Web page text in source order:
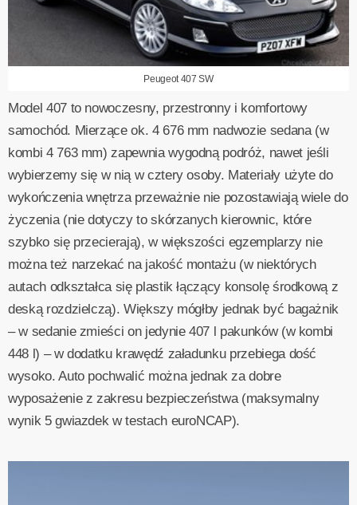
Peugeot 407 SW
Model 407 to nowoczesny, przestronny i komfortowy
samochód. Mierzące ok. 4 676 mm nadwozie sedana (w
kombi 4 763 mm) zapewnia wygodną podróż, nawet jeśli
wybierzemy się w nią w cztery osoby. Materiały użyte do
wykończenia wnętrza przeważnie nie pozostawiają wiele do
życzenia (nie dotyczy to skórzanych kierownic, które
szybko się przecierają), w większości egzemplarzy nie
można też narzekać na jakość montażu (w niektórych
autach odkształca się plastik łączący konsolę środkową z
deską rozdzielczą). Większy mógłby jednak być bagażnik
– w sedanie zmieści on jedynie 407 l pakunków (w kombi
448 l) – w dodatku krawędź załadunku przebiega dość
wysoko. Auto pochwalić można jednak za dobre
wyposażenie z zakresu bezpieczeństwa (maksymalny
wynik 5 gwiazdek w testach euroNCAP).